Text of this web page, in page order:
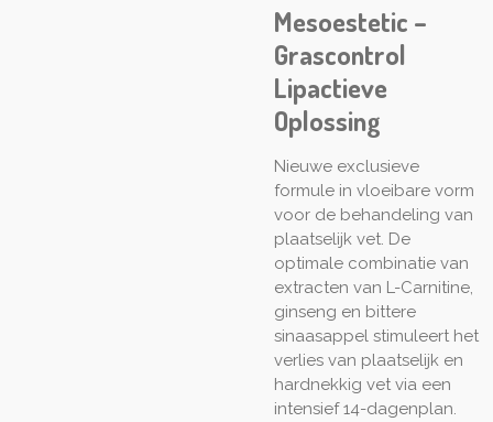
Mesoestetic –
Grascontrol
Lipactieve
Oplossing
Nieuwe exclusieve
formule in vloeibare vorm
voor de behandeling van
plaatselijk vet. De
optimale combinatie van
extracten van L-Carnitine,
ginseng en bittere
sinaasappel stimuleert het
verlies van plaatselijk en
hardnekkig vet via een
intensief 14-dagenplan.